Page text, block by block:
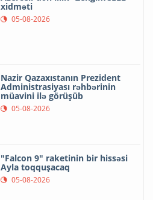
xidməti
05-08-2026
Nazir Qazaxıstanın Prezident
Administrasiyası rəhbərinin
müavini ilə görüşüb
05-08-2026
"Falcon 9" raketinin bir hissəsi
Ayla toqquşacaq
05-08-2026